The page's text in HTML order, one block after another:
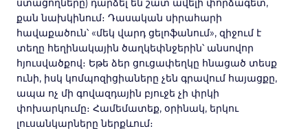
ստացողները) դարձել են շատ ավելի փորձագետ,
քան նախկինում։ Դասական սիրահարի
հավաքածուն՝ «մեկ վարդ ցելոֆանում», զիջում է
տեղը հեղինակային ծաղկեփնջերին՝ անսովոր
հյուսվածքով։ Եթե ձեր ցուցափեղկը հնացած տեսք
ունի, իսկ կոմպոզիցիաները չեն գրավում հայացքը,
ապա ոչ մի գովազդային բյուջե չի փրկի
փոխարկումը։ Համեմատեք, օրինակ, երկու
լուսանկարները ներքևում։